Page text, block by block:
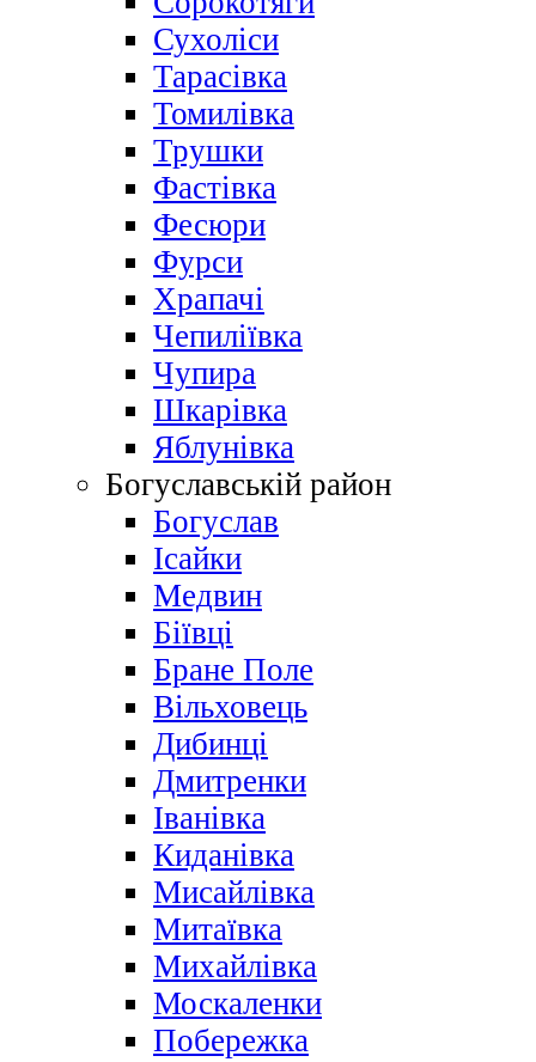
Сухоліси
Тарасівка
Томилівка
Трушки
Фастівка
Фесюри
Фурси
Храпачі
Чепиліївка
Чупира
Шкарівка
Яблунівка
Богуславській район
Богуслав
Ісайки
Медвин
Біївці
Бране Поле
Вільховець
Дибинці
Дмитренки
Іванівка
Киданівка
Мисайлівка
Митаївка
Михайлівка
Москаленки
Побережка